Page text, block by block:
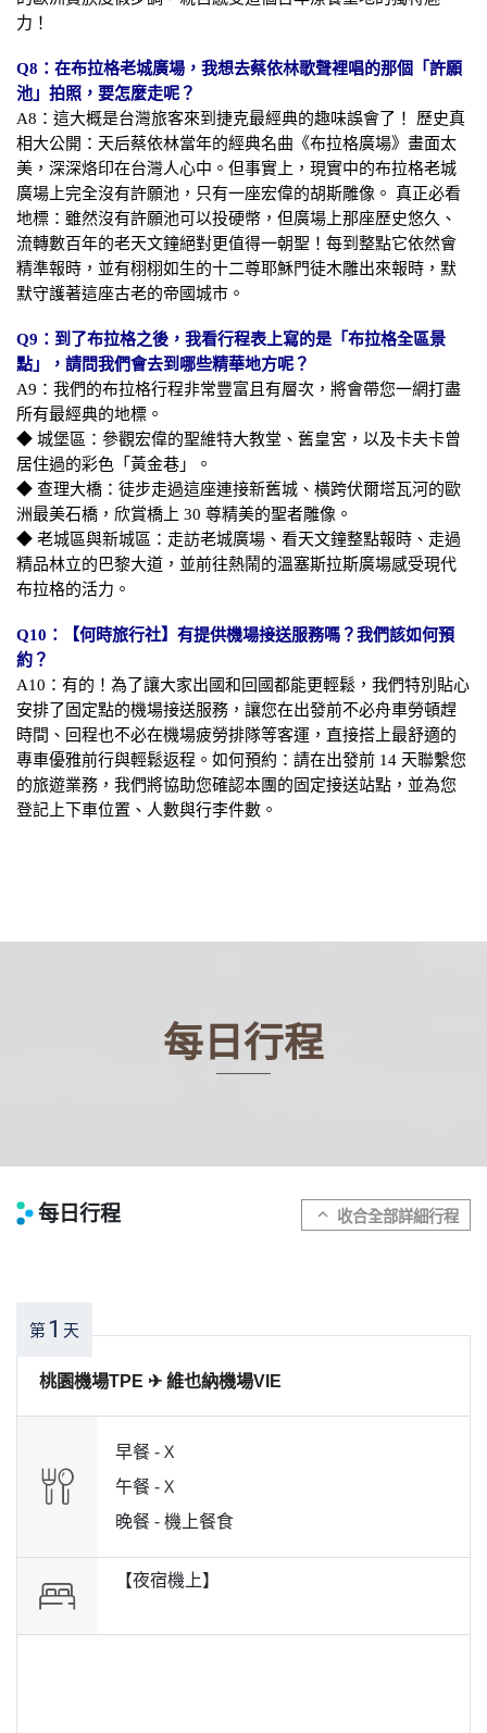
力！
Q8：在布拉格老城廣場，我想去蔡依林歌聲裡唱的那個「許願
池」拍照，要怎麼走呢？
A8：這大概是台灣旅客來到捷克最經典的趣味誤會了！ 歷史真
相大公開：天后蔡依林當年的經典名曲《布拉格廣場》畫面太
美，深深烙印在台灣人心中。但事實上，現實中的布拉格老城
廣場上完全沒有許願池，只有一座宏偉的胡斯雕像。 真正必看
地標：雖然沒有許願池可以投硬幣，但廣場上那座歷史悠久、
流轉數百年的老天文鐘絕對更值得一朝聖！每到整點它依然會
精準報時，並有栩栩如生的十二尊耶穌門徒木雕出來報時，默
默守護著這座古老的帝國城市。
Q9：到了布拉格之後，我看行程表上寫的是「布拉格全區景
點」，請問我們會去到哪些精華地方呢？
A9：我們的布拉格行程非常豐富且有層次，將會帶您一網打盡
所有最經典的地標。
◆ 城堡區：參觀宏偉的聖維特大教堂、舊皇宮，以及卡夫卡曾
居住過的彩色「黃金巷」。
◆ 查理大橋：徒步走過這座連接新舊城、橫跨伏爾塔瓦河的歐
洲最美石橋，欣賞橋上 30 尊精美的聖者雕像。
◆ 老城區與新城區：走訪老城廣場、看天文鐘整點報時、走過
精品林立的巴黎大道，並前往熱鬧的溫塞斯拉斯廣場感受現代
布拉格的活力。
Q10：【何時旅行社】有提供機場接送服務嗎？我們該如何預
約？
A10：有的！為了讓大家出國和回國都能更輕鬆，我們特別貼心
安排了固定點的機場接送服務，讓您在出發前不必舟車勞頓趕
時間、回程也不必在機場疲勞排隊等客運，直接搭上最舒適的
專車優雅前行與輕鬆返程。如何預約：請在出發前 14 天聯繫您
的旅遊業務，我們將協助您確認本團的固定接送站點，並為您
登記上下車位置、人數與行李件數。
每日行程
每日行程 expand_more
第1 天
桃園機場TPE ✈ 維也納機場VIE
早餐 -X
午餐 -X
晚餐 -機上餐食
【夜宿機上】